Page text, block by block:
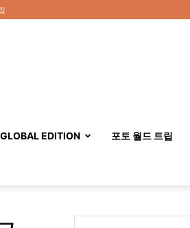
GLOBAL EDITION 포토 월드 트립